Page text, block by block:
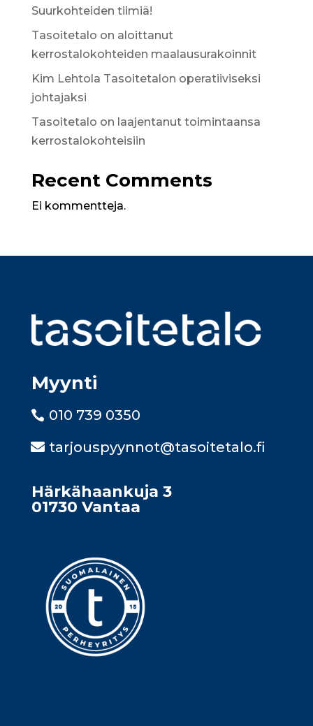
Suurkohteiden tiimiä!
Tasoitetalo on aloittanut
kerrostalokohteiden maalausurakoinnit
Kim Lehtola Tasoitetalon operatiiviseksi
johtajaksi
Tasoitetalo on laajentanut toimintaansa
kerrostalokohteisiin
Recent Comments
Ei kommentteja.
Myynti
010 739 0350
tarjouspyynnot@tasoitetalo.fi
Härkähaankuja 3
01730 Vantaa